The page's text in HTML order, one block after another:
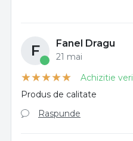
F Fanel Dragu
21 mai
Achizitie
Produs de calitate
Raspunde